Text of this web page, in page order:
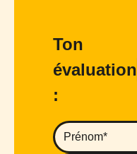
Ton
évaluation
: